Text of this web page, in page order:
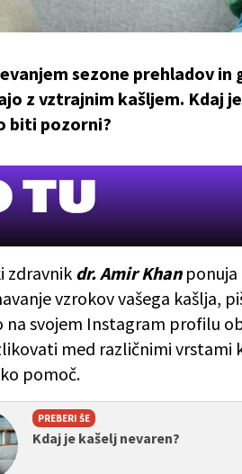
sezone prehladov
z vztrajnim kašljem. Kdaj
biti pozorni?
zdravnik dr. Amir Khan
vzrokov vašega kašlja,
na svojem Instagram profilu
med različnimi vrstami
pomoč.
PREBERI ŠE
Kdaj je kašelj nevaren?